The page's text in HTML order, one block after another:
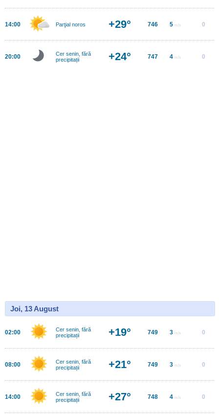
14:00 Parţial noros +29° 746 5 m/s 0
20:00
Cer senin, fără
precipitații
+24° 747 4 m/s 0
Joi, 13 August
02:00
Cer senin, fără
precipitații
+19° 749 3 m/s 0
08:00
Cer senin, fără
precipitații
+21° 749 3 m/s 0
14:00
Cer senin, fără
precipitații
+27° 748 4 m/s 0